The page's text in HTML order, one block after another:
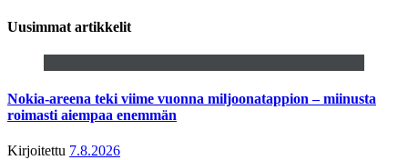
Uusimmat artikkelit
Nokia-areena teki viime vuonna miljoonatappion – miinusta
roimasti aiempaa enemmän
Kirjoitettu 7.8.2026